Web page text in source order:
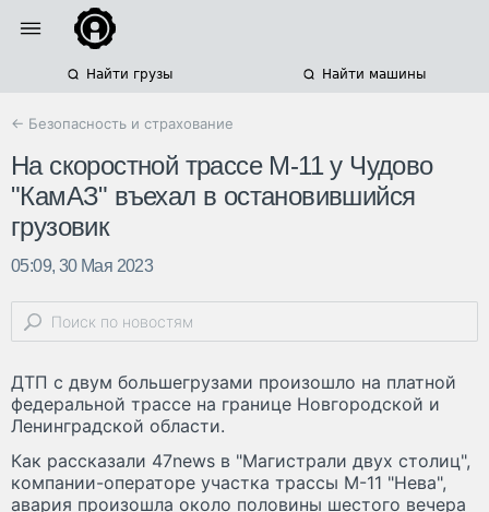
Найти грузы Найти машины
← Безопасность и страхование
На скоростной трассе М-11 у Чудово
"КамАЗ" въехал в остановившийся
грузовик
05:09, 30 Мая 2023
ДТП с двум большегрузами произошло на платной
федеральной трассе на границе Новгородской и
Ленинградской области.
Как рассказали 47news в "Магистрали двух столиц",
компании-операторе участка трассы М-11 "Нева",
авария произошла около половины шестого вечера